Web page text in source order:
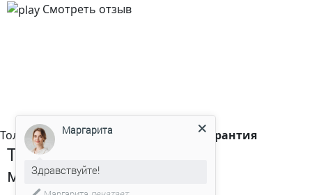
Смотреть отзыв
Толькокачественные материалы игарантия
Только
материалы и
Здравствуйте!
Мы подготовили для Вас
специальное предложение!